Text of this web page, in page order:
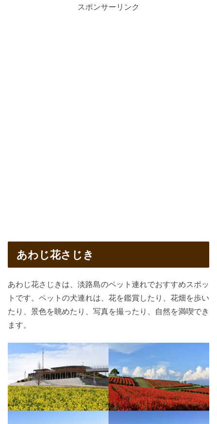
スポンサーリンク
あわじ花さじき
あわじ花さじきは、淡路島のペット連れでおすすめスポッ
トです。ペットの犬連れは、花を鑑賞したり、花畑を歩い
たり、景色を眺めたり、写真を撮ったり、自然を満喫でき
ます。